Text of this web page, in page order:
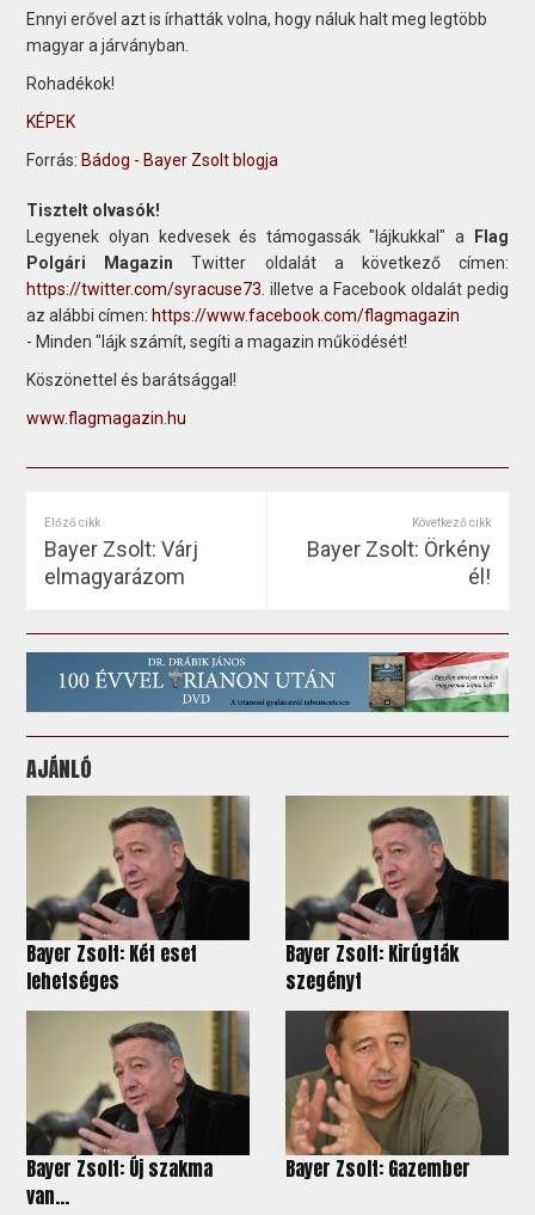
Ennyi erővel azt is írhatták volna, hogy náluk halt meg legtöbb
magyar a járványban.
Rohadékok!
KÉPEK
Forrás: Bádog - Bayer Zsolt blogja
Tisztelt olvasók!
Legyenek olyan kedvesek és támogassák "lájkukkal" a
Flag
Polgári Magazin Twitter oldalát a következő címen:
https://twitter.com/syracuse73 . illetve a Facebook oldalát pedig
az alábbi címen: https://www.facebook.com/flagmagazin
- Minden "lájk számít, segíti a magazin működését!
Köszönettel és barátsággal!
www.flagmagazin.hu
Előző cikk
Bayer Zsolt: Várj
elmagyarázom
Következő cikk
Bayer Zsolt: Örkény
él!
AJÁNLÓ
Bayer Zsolt: Két eset
lehetséges
Bayer Zsolt: Kirúgták
szegényt
Bayer Zsolt: Új szakma
van...
Bayer Zsolt: Gazember